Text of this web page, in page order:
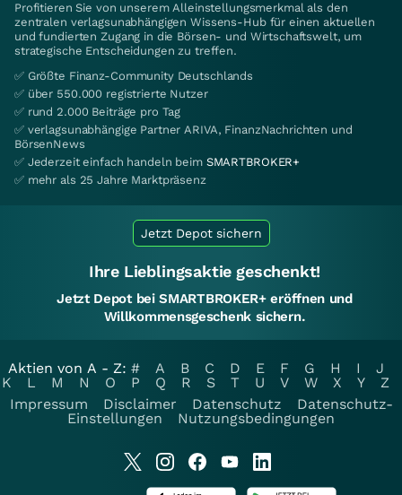
Profitieren Sie von unserem Alleinstellungsmerkmal als den
zentralen verlagsunabhängigen Wissens-Hub für einen aktuellen
und fundierten Zugang in die Börsen- und Wirtschaftswelt, um
strategische Entscheidungen zu treffen.
✅ Größte Finanz-Community Deutschlands
✅ über 550.000 registrierte Nutzer
✅ rund 2.000 Beiträge pro Tag
✅ verlagsunabhängige Partner ARIVA, FinanzNachrichten und
BörsenNews
✅ Jederzeit einfach handeln beim SMARTBROKER+
✅ mehr als 25 Jahre Marktpräsenz
Jetzt Depot sichern
Ihre Lieblingsaktie geschenkt!
Jetzt Depot bei SMARTBROKER+ eröffnen und
Willkommensgeschenk sichern.
Aktien von A - Z: # A B C D E F G H I
J
K
L M N O P Q R S T U V W X Y
Z
Impressum
Disclaimer Datenschutz
Datenschutz-
Einstellungen
Nutzungsbedingungen